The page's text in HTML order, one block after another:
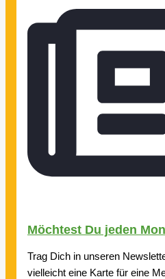
Möchtest Du jeden
Trag Dich in unseren
vielleicht eine Karte für eine